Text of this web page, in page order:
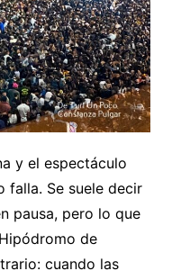
y el espectáculo
falla. Se suele decir
pausa, pero lo que
de
cuando las